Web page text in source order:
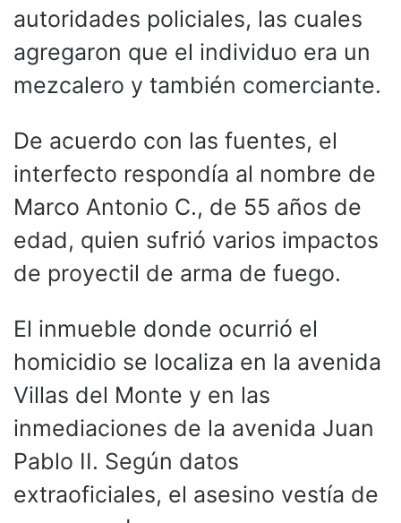
autoridades policiales, las cuales
agregaron que el individuo era un
mezcalero y también comerciante.
De acuerdo con las fuentes, el
interfecto respondía al nombre de
Marco Antonio C., de 55 años de
edad, quien sufrió varios impactos
de proyectil de arma de fuego.
El inmueble donde ocurrió el
homicidio se localiza en la avenida
Villas del Monte y en las
inmediaciones de la avenida Juan
Pablo II. Según datos
extraoficiales, el asesino vestía de